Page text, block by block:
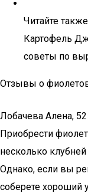
Читайте
Картофель
советы по
Отзывы о
Лобачева Алена, 52
Приобрести
несколько
Однако, если вы
соберете хороший